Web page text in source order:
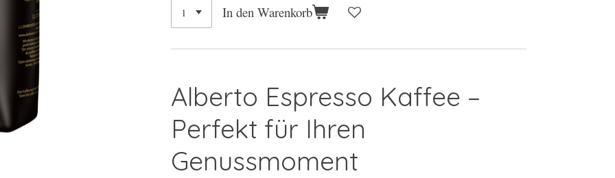
In den Warenkorb
Alberto Espresso Kaffee –
Perfekt für Ihren
Genussmoment